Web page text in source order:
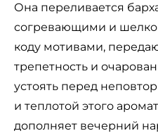
Она переливается
согревающими и
коду мотивами,
трепетность и
устоять перед
и теплотой этого
дополняет вечерний